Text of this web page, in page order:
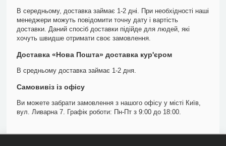
В середньому, доставка займає 1-2 дні. При необхідності наші
менеджери можуть повідомити точну дату і вартість
доставки. Даний спосіб доставки підійде для людей, які
хочуть швидше отримати своє замовлення.
Доставка «Нова Пошта» доставка кур'єром
В средньому доставка займає 1-2 дня.
Самовивіз із офісу
Ви можете забрати замовлення з нашого офісу у місті Київ,
вул. Ливарна 7. Графік роботи: Пн-Пт з 9:00 до 18:00.